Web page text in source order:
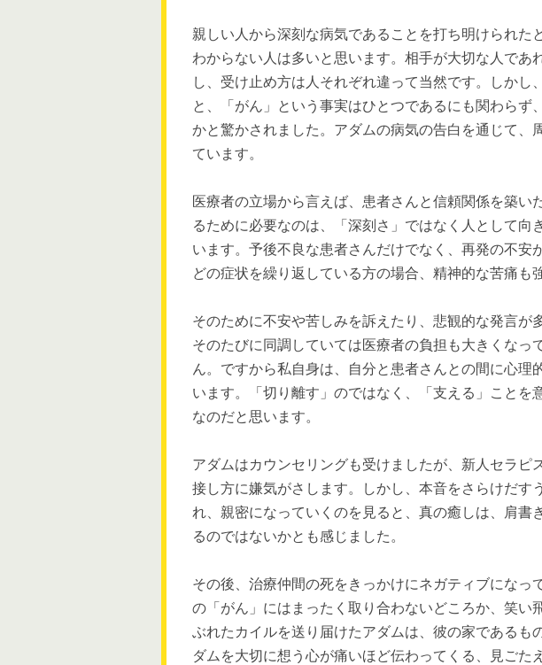
親しい人から深刻な病気であることを打ち明けられた
わからない人は多いと思います。相手が大切な人であ
し、受け止め方は人それぞれ違って当然です。しかし
と、「がん」という事実はひとつであるにも関わらず
かと驚かされました。アダムの病気の告白を通じて、
ています。
医療者の立場から言えば、患者さんと信頼関係を築い
るために必要なのは、「深刻さ」ではなく人として向
います。予後不良な患者さんだけでなく、再発の不安
どの症状を繰り返している方の場合、精神的な苦痛も
そのために不安や苦しみを訴えたり、悲観的な発言が
そのたびに同調していては医療者の負担も大きくなっ
ん。ですから私自身は、自分と患者さんとの間に心理
います。「切り離す」のではなく、「支える」ことを
なのだと思います。
アダムはカウンセリングも受けましたが、新人セラピ
接し方に嫌気がさします。しかし、本音をさらけだす
れ、親密になっていくのを見ると、真の癒しは、肩書
るのではないかとも感じました。
その後、治療仲間の死をきっかけにネガティブになっ
の「がん」にはまったく取り合わないどころか、笑い
ぶれたカイルを送り届けたアダムは、彼の家であるも
ダムを大切に想う心が痛いほど伝わってくる、見ごた